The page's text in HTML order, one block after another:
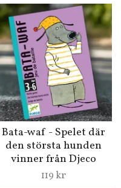
Bata-waf - Spelet där
den största hunden
vinner från Djeco
119 kr